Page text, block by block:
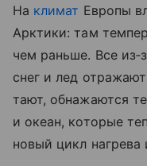
На климат Европы
Арктики: там
чем раньше. Все
снег и лед
тают, обнажаются
и океан, которые
новый цикл нагрева